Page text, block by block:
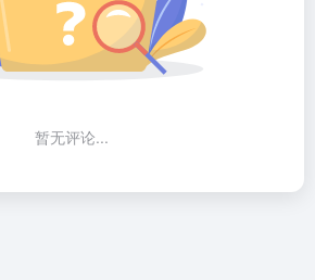
暂无评论...